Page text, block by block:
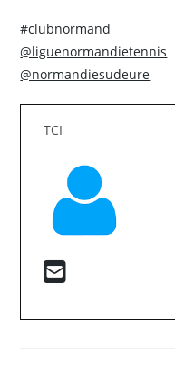
#clubnormand
@liguenormandietennis
@normandiesudeure
TCI